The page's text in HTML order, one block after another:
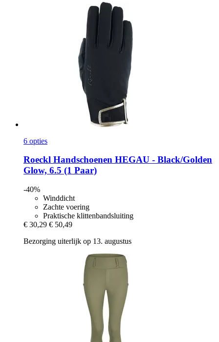
6 opties
Roeckl Handschoenen HEGAU -​ Black/Golden
Glow, 6.5 (1 Paar)
-40%
Winddicht
Zachte voering
Praktische klittenbandsluiting
€ 30,29 € 50,49
Bezorging uiterlijk op 13. augustus